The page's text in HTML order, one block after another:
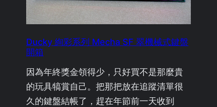
Ducky 絢彩系列 Mecha SF 翠機械式鍵盤
開箱
因為年終獎金領得少，只好買不是那麼貴
的玩具犒賞自己。把那把放在追蹤清單很
久的鍵盤結帳了，趕在年節前一天收到